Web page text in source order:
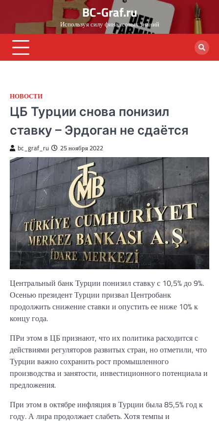
content
BC-Graf.ru
Используя силу финансовых знаний
НОВОСТИ
ЦБ Турции снова понизил
ставку – Эрдоган не сдаётся
bc_graf_ru 25 ноября 2022
Центральный банк Турции понизил ставку с 10,5% до 9%.
Осенью президент Турции призвал Центробанк
продолжить снижение ставки и опустить ее ниже 10% к
концу года.
ПРи этом в ЦБ признают, что их политика расходится с
действиями регуляторов развитых стран, но отметили, что
Турции важно сохранить рост промышленного
производства и занятости, инвестиционного потенциала и
предложения.
При этом в октябре инфляция в Турции была 85,5% год к
году. А лира продолжает слабеть. Хотя темпы и